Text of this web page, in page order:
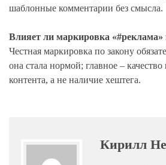
шаблонные комментарии без смысла.
Влияет ли маркировка «#реклама»
Честная маркировка по закону
она стала нормой; главное –
контента, а не наличие хештега.
Кирилл